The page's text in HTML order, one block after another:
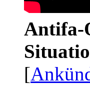
Antifa-
[